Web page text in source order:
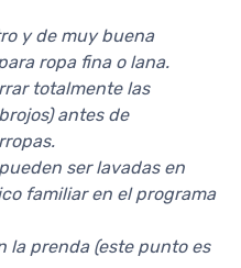
y de muy buena
ropa fina o lana.
totalmente las
antes de
ser lavadas en
familiar en el programa
la prenda (este punto es